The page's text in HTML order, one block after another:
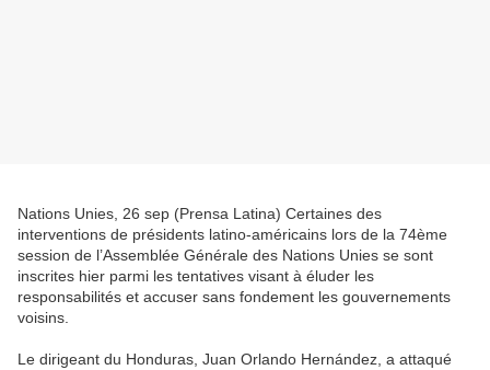
Nations Unies, 26 sep (Prensa Latina) Certaines des
interventions de présidents latino-américains lors de la 74ème
session de l’Assemblée Générale des Nations Unies se sont
inscrites hier parmi les tentatives visant à éluder les
responsabilités et accuser sans fondement les gouvernements
voisins.
Le dirigeant du Honduras, Juan Orlando Hernández, a attaqué